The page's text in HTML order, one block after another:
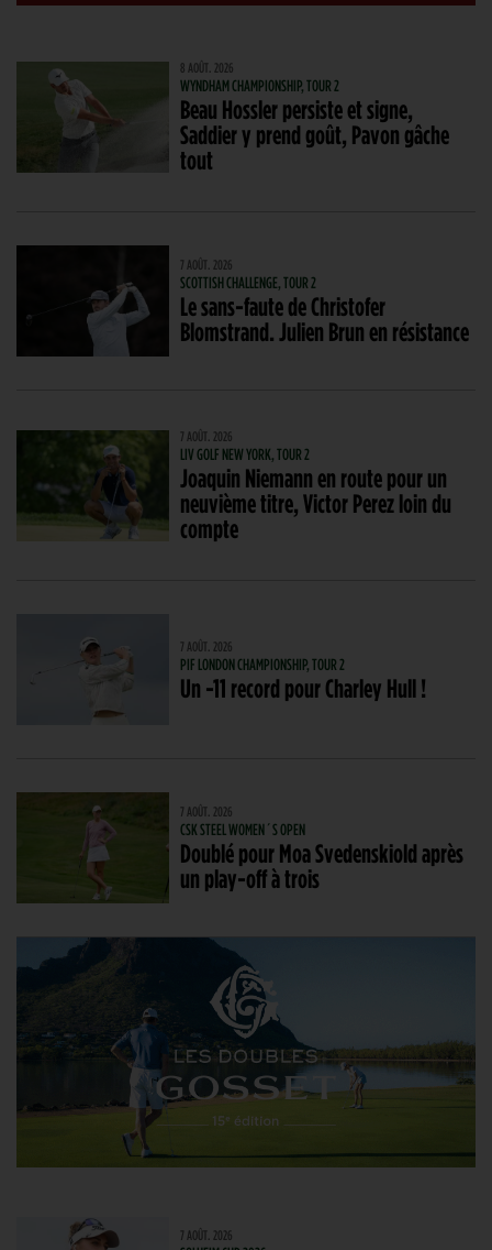
8 AOÛT. 2026
WYNDHAM CHAMPIONSHIP, TOUR 2
Beau Hossler persiste et signe,
Saddier y prend goût, Pavon gâche
tout
7 AOÛT. 2026
SCOTTISH CHALLENGE, TOUR 2
Le sans-faute de Christofer
Blomstrand. Julien Brun en résistance
7 AOÛT. 2026
LIV GOLF NEW YORK, TOUR 2
Joaquin Niemann en route pour un
neuvième titre, Victor Perez loin du
compte
7 AOÛT. 2026
PIF LONDON CHAMPIONSHIP, TOUR 2
Un -11 record pour Charley Hull !
7 AOÛT. 2026
CSK STEEL WOMEN´S OPEN
Doublé pour Moa Svedenskiold après
un play-off à trois
7 AOÛT. 2026